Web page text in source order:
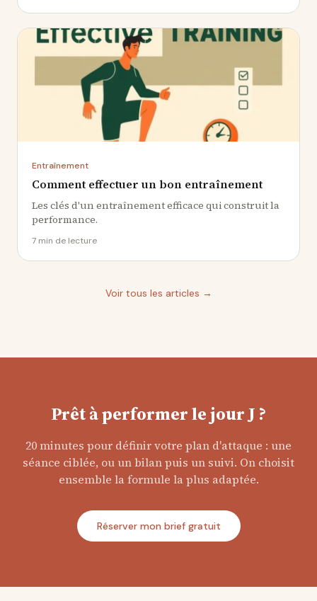
Entraînement
Comment effectuer un bon entraînement
Les clés d'un entraînement efficace qui construit la
performance.
7 min de lecture
Voir tous les articles →
Prêt à performer le jour J ?
20 minutes pour définir votre plan d'attaque : une
séance ciblée, ou un bilan puis un suivi. On choisit
ensemble la formule la plus adaptée.
Réserver mon brief gratuit